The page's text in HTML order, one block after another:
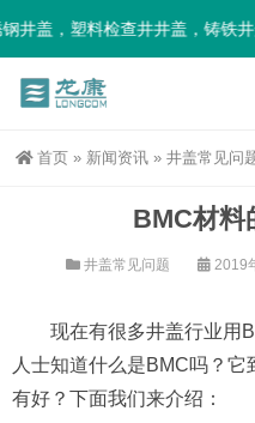
盖，塑料检查井井盖，铸铁
首页 » 新闻资讯 » 井盖常见问
BMC材料
井盖常见问题 2019
现在有很多井盖行业用
人士知道什么是BMC吗？
有好？下面我们来介绍：